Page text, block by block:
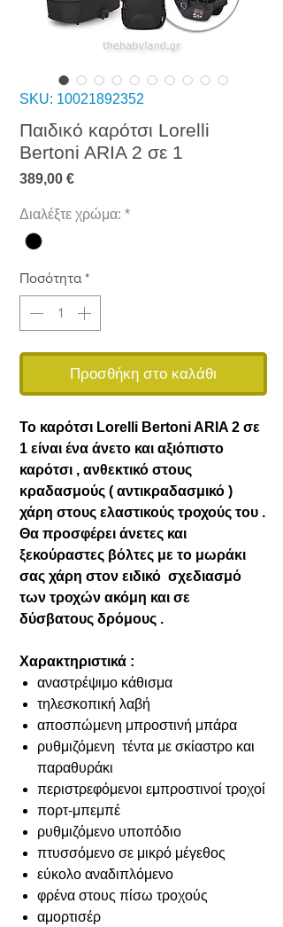
SKU: 10021892352
Παιδικό καρότσι Lorelli
Bertoni ARIA 2 σε 1
389,00 €Τιμή
Διαλέξτε χρώμα: *
Ποσότητα *
Προσθήκη στο καλάθι
Το καρότσι Lorelli Bertoni ARIA 2 σε
1 είναι ένα άνετο και αξιόπιστο
καρότσι , ανθεκτικό στους
κραδασμούς ( αντικραδασμικό )
χάρη στους ελαστικούς τροχούς του .
Θα προσφέρει άνετες και
ξεκούραστες βόλτες με το μωράκι
σας χάρη στον ειδικό σχεδιασμό
των τροχών ακόμη και σε
δύσβατους δρόμους .
Χαρακτηριστικά :
αναστρέψιμο κάθισμα
τηλεσκοπική λαβή
αποσπώμενη μπροστινή μπάρα
ρυθμιζόμενη τέντα με σκίαστρο και
παραθυράκι
περιστρεφόμενοι εμπροστινοί τροχοί
πορτ-μπεμπέ
ρυθμιζόμενο υποπόδιο
πτυσσόμενο σε μικρό μέγεθος
εύκολο αναδιπλόμενο
φρένα στους πίσω τροχούς
αμορτισέρ